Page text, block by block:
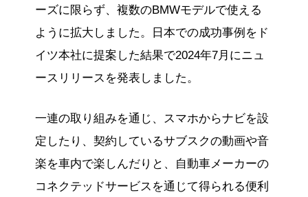
ーズに限らず、複数のBMWモデルで使える
ように拡大しました。日本での成功事例をド
イツ本社に提案した結果で2024年7月にニュ
ースリリースを発表しました。
一連の取り組みを通じ、スマホからナビを設
定したり、契約しているサブスクの動画や音
楽を車内で楽しんだりと、自動車メーカーの
コネクテッドサービスを通じて得られる便利